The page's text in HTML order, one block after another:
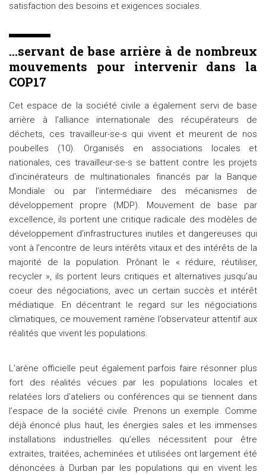
satisfaction des besoins et exigences sociales.
…servant de base arrière à de nombreux
mouvements pour intervenir dans la
COP17
Cet espace de la société civile a également servi de base
arrière à l’alliance internationale des récupérateurs de
déchets, ces travailleur-se-s qui vivent et meurent de nos
poubelles (10). Organisés en associations locales et
nationales, ces travailleur-se-s se battent contre les projets
d’incinérateurs de multinationales financés par la Banque
Mondiale ou par l’intermédiaire des mécanismes de
développement propre (MDP). Mouvement de base par
excellence, ils portent une critique radicale des modèles de
développement d’infrastructures inutiles et dangereuses qui
vont à l’encontre de leurs intérêts vitaux et des intérêts de la
majorité de la population. Prônant le « réduire, réutiliser,
recycler », ils portent leurs critiques et alternatives jusqu’au
coeur des négociations, avec un certain succès et intérêt
médiatique. En décentrant le regard sur les négociations
climatiques, ce mouvement ramène l’observateur attentif aux
réalités que vivent les populations.
L’arène officielle peut également parfois faire résonner plus
fort des réalités vécues par les populations locales et
relatées lors d’ateliers ou conférences qui se tiennent dans
l’espace de la société civile. Prenons un exemple. Comme
déjà énoncé plus haut, les énergies sales et les immenses
installations industrielles qu’elles nécessitent pour être
extraites, traitées, acheminées et utilisées ont largement été
dénoncées à Durban par les populations qui en vivent les